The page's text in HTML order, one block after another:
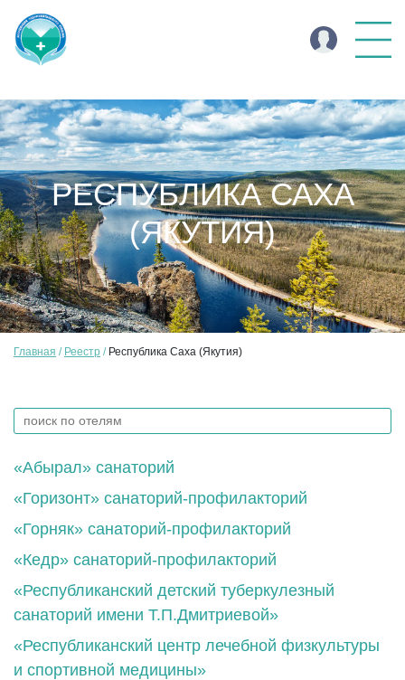
РЕСПУБЛИКА САХА
(ЯКУТИЯ)
Главная Реестр Республика Саха (Якутия)
«Абырал» санаторий
«Горизонт» санаторий-профилакторий
«Горняк» санаторий-профилакторий
«Кедр» санаторий-профилакторий
«Республиканский детский туберкулезный
санаторий имени Т.П.Дмитриевой»
«Республиканский центр лечебной физкультуры
и спортивной медицины»